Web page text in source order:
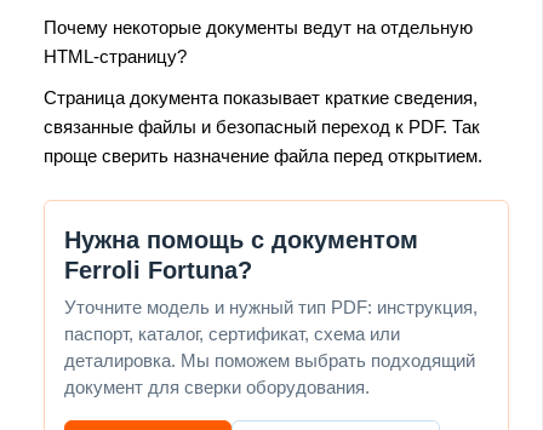
Почему некоторые документы ведут на отдельную
HTML-страницу?
Страница документа показывает краткие сведения,
связанные файлы и безопасный переход к PDF. Так
проще сверить назначение файла перед открытием.
Нужна помощь с документом
Ferroli Fortuna?
Уточните модель и нужный тип PDF: инструкция,
паспорт, каталог, сертификат, схема или
деталировка. Мы поможем выбрать подходящий
документ для сверки оборудования.